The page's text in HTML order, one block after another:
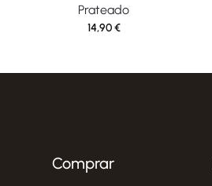
Prateado
14,90€
Comprar